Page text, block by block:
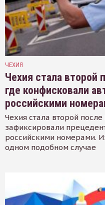
ЧЕХИЯ
Чехия стала второй
где конфисковали
российскими
Чехия стала второй
зафиксировали
российскими номерами.
одном подобном случае